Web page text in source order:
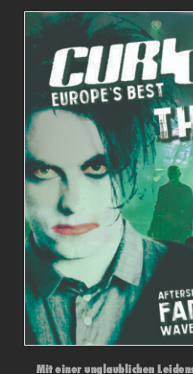
Mit einer unglaublichen